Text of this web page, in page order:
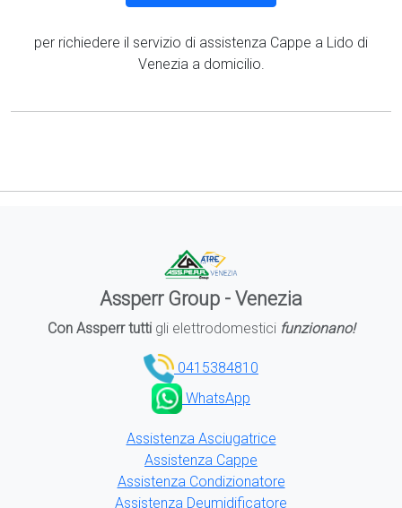
per richiedere il servizio di assistenza Cappe a Lido di
Venezia a domicilio.
Assperr Group - Venezia
Con Assperr tuttigli elettrodomestici funzionano!
0415384810
WhatsApp
Assistenza Asciugatrice
Assistenza Cappe
Assistenza Condizionatore
Assistenza Deumidificatore